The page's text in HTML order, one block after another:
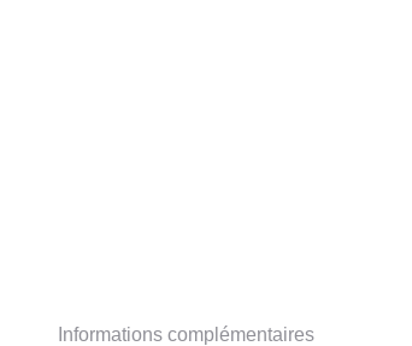
Informations complémentaires